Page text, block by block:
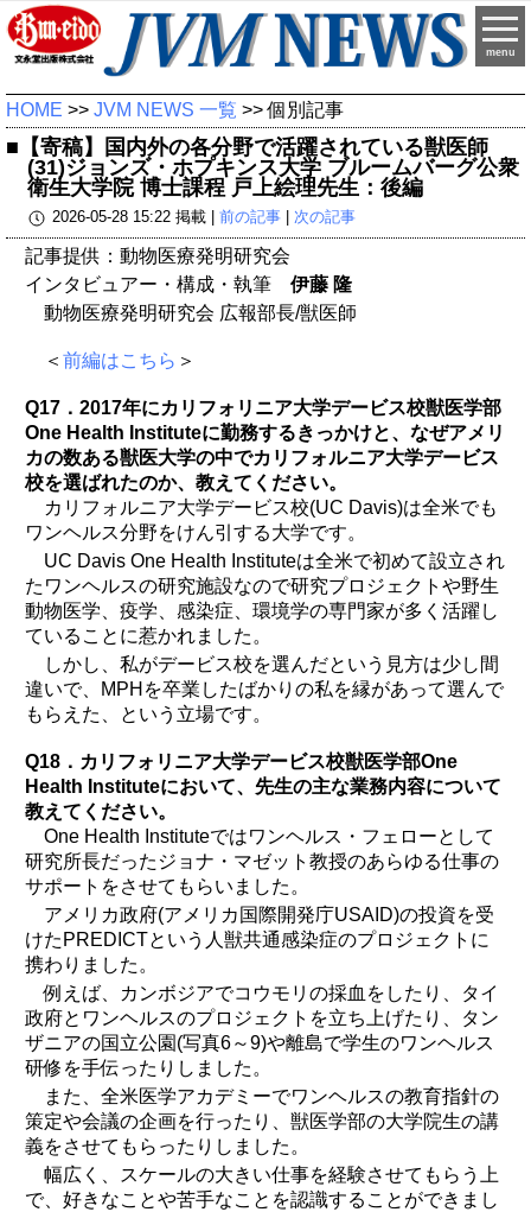
menu
HOME >> JVM NEWS 一覧 >> 個別記事
■【寄稿】国内外の各分野で活躍されている獣医師
(31)ジョンズ・ホプキンス大学 ブルームバーグ公衆
衛生大学院 博士課程 戸上絵理先生：後編
2026-05-28 15:22 掲載 | 前の記事| 次の記事
記事提供：動物医療発明研究会
インタビュアー・構成・執筆 伊藤 隆
動物医療発明研究会 広報部長/獣医師
＜ 前編はこちら ＞
Q17．2017年にカリフォリニア大学デービス校獣医学部
One Health Instituteに勤務するきっかけと、なぜアメリ
カの数ある獣医大学の中でカリフォルニア大学デービス
校を選ばれたのか、教えてください。
カリフォルニア大学デービス校(UC Davis)は全米でも
ワンヘルス分野をけん引する大学です。
UC Davis One Health Instituteは全米で初めて設立され
たワンヘルスの研究施設なので研究プロジェクトや野生
動物医学、疫学、感染症、環境学の専門家が多く活躍し
ていることに惹かれました。
しかし、私がデービス校を選んだという見方は少し間
違いで、MPHを卒業したばかりの私を縁があって選んで
もらえた、という立場です。
Q18．カリフォリニア大学デービス校獣医学部One
Health Instituteにおいて、先生の主な業務内容について
教えてください。
One Health Instituteではワンヘルス・フェローとして
研究所長だったジョナ・マゼット教授のあらゆる仕事の
サポートをさせてもらいました。
アメリカ政府(アメリカ国際開発庁USAID)の投資を受
けたPREDICTという人獣共通感染症のプロジェクトに
携わりました。
例えば、カンボジアでコウモリの採血をしたり、タイ
政府とワンヘルスのプロジェクトを立ち上げたり、タン
ザニアの国立公園(写真6～9)や離島で学生のワンヘルス
研修を手伝ったりしました。
また、全米医学アカデミーでワンヘルスの教育指針の
策定や会議の企画を行ったり、獣医学部の大学院生の講
義をさせてもらったりしました。
幅広く、スケールの大きい仕事を経験させてもらう上
で、好きなことや苦手なことを認識することができまし